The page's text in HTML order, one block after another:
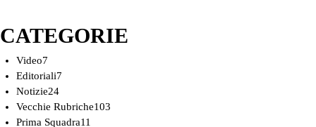
CATEGORIE
Video7
Editoriali7
Notizie24
Vecchie Rubriche103
Prima Squadra11